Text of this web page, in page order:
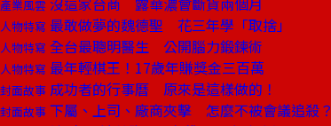
產業風雲
人物特寫 最敢做夢的魏德聖 花三年學「取捨」
人物特寫 全台最聰明醫生 公開腦力鍛鍊術
人物特寫 最年輕棋王！17歲年賺獎金三百萬
封面故事 成功者的行事曆 原來是這樣做的！
封面故事 下屬、上司、廠商夾擊 怎麼不被會議追殺？